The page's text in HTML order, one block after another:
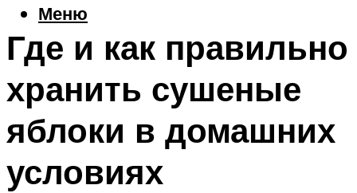
Меню
Где и как правильно
хранить сушеные
яблоки в домашних
условиях